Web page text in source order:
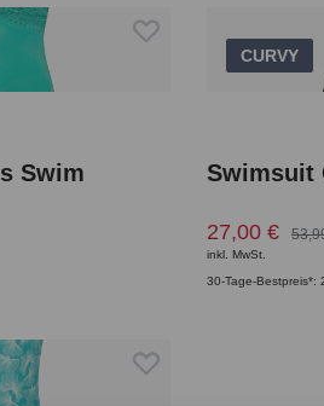
Swim
CURVY
Swimsuit
27,00 €
inkl. MwSt.
30-Tage-Bestpreis*: